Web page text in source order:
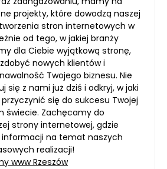
projekty, które dowodzą naszej
stron internetowych w
od tego, w jakiej branży
dla Ciebie wyjątkową stronę,
nowych klientów i
Twojego biznesu. Nie
się z nami już dziś i odkryj, w jaki
się do sukcesu Twojej
świecie. Zachęcamy do
strony internetowej, gdzie
informacji na temat naszych
realizacji!
www Rzeszów